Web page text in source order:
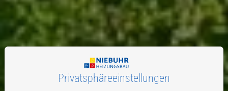
Privatsphäre­einstellungen